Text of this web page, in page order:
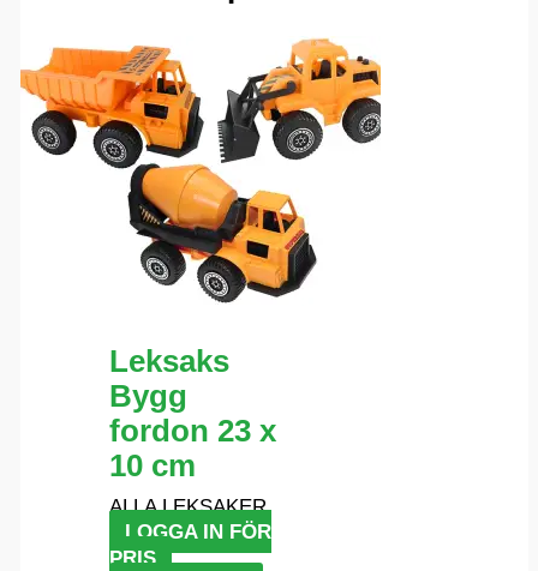
Leksaks
Bygg
fordon 23 x
10 cm
ALLA LEKSAKER
LOGGA IN FÖR
PRIS